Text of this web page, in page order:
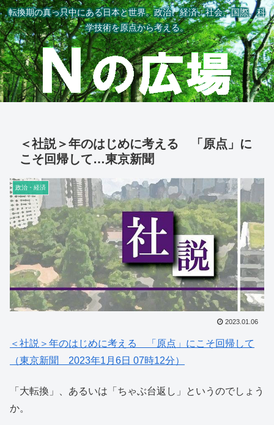
転換期の真っ只中にある日本と世界。政治、経済、社会、国際、科
学技術を原点から考える。
＜社説＞年のはじめに考える 「原点」に
こそ回帰して…東京新聞
政治・経済
2023.01.06
＜社説＞年のはじめに考える 「原点」にこそ回帰して
（東京新聞 2023年1月6日 07時12分）
「大転換」、あるいは「ちゃぶ台返し」というのでしょう
か。